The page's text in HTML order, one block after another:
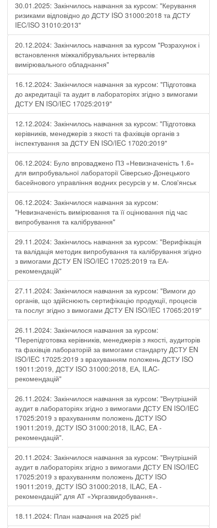
30.01.2025: Закінчилось навчання за курсом: "Керування
ризиками відповідно до ДСТУ ISO 31000:2018 та ДСТУ
IEC/ISO 31010:2013"
20.12.2024: Закінчилось навчання за курсом "Розрахунок і
встановлення міжкалібрувальних інтервалів
вимірювального обладнання"
16.12.2024: Закінчилося навчання за курсом: "Підготовка
до акредитації та аудит в лабораторіях згідно з вимогами
ДСТУ EN ISO/IEC 17025:2019"
12.12.2024: Закінчилось навчання за курсом: "Підготовка
керівників, менеджерів з якості та фахівців органів з
інспектування за ДСТУ EN ISO/IEC 17020:2019"
06.12.2024: Було впроваджено ПЗ «Невизначеність 1.6»
для випробувальної лабораторії Cіверсько-Донецького
басейнового управління водних ресурсів у м. Слов'янськ
06.12.2024: Закінчилося навчання за курсом:
"Невизначеність вимірювання та її оцінювання під час
випробування та калібрування"
29.11.2024: Закінчилось навчання за курсом: "Верифікація
та валідація методик випробування та калібрування згідно
з вимогами ДСТУ EN ISO/IEC 17025:2019 та ЕА-
рекомендацій"
27.11.2024: Закінчилося навчання за курсом: "Вимоги до
органів, що здійснюють сертифікацію продукції, процесів
та послуг згідно з вимогами ДСТУ EN ISO/IEC 17065:2019"
26.11.2024: Закінчилося навчання за курсом:
"Перепідготовка керівників, менеджерів з якості, аудиторів
та фахівців лабораторій за вимогами стандарту ДСТУ EN
ISO/IEC 17025:2019 з врахуванням положень ДСТУ ISO
19011:2019, ДСТУ ISO 31000:2018, ЕА, ILAC-
рекомендацій"
26.11.2024: Закінчилося навчання за курсом: "Внутрішній
аудит в лабораторіях згідно з вимогами ДСТУ EN ISO/IEC
17025:2019 з врахуванням положень ДСТУ ISO
19011:2019, ДСТУ ISO 31000:2018, ILAC, EA -
рекомендацій".
20.11.2024: Закінчилося навчання за курсом: "Внутрішній
аудит в лабораторіях згідно з вимогами ДСТУ EN ISO/IEC
17025:2019 з врахуванням положень ДСТУ ISO
19011:2019, ДСТУ ISO 31000:2018, ILAC, EA -
рекомендацій" для АТ «Укргазвидобування».
18.11.2024: План навчання на 2025 рік!